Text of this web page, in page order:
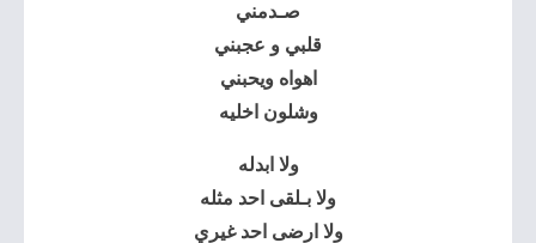
صـدمني
قلبي و عجبني
اهواه ويحبني
وشلون اخليه
ولا ابدله
ولا بـلقى احد مثله
ولا ارضى احد غيري